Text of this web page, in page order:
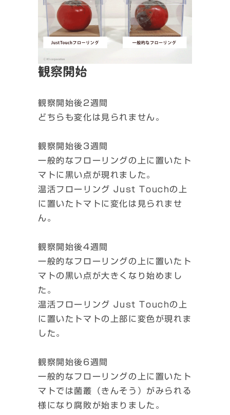
観察開始
観察開始後2週間
どちらも変化は見られません。
観察開始後3週間
一般的なフローリングの上に置いたト
マトに黒い点が現れました。
温活フローリング Just Touchの上
に置いたトマトに変化は見られませ
ん。
観察開始後4週間
一般的なフローリングの上に置いたト
マトの黒い点が大きくなり始めまし
た。
温活フローリング Just Touchの上
に置いたトマトの上部に変色が現れま
した。
観察開始後6週間
一般的なフローリングの上に置いたト
マトでは菌叢（きんそう）がみられる
様になり腐敗が始まりました。